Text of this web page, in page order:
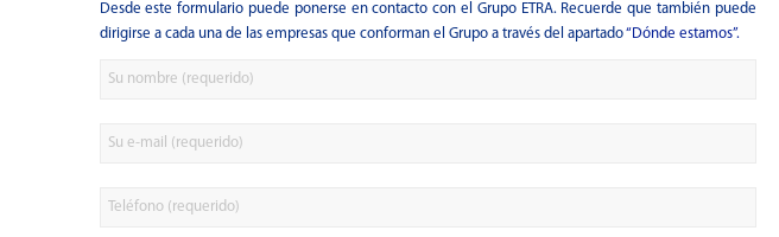
Desde este formulario puede ponerse en contacto con el Grupo ETRA. Recuerde que también puede
dirigirse a cada una de las empresas que conforman el Grupo a través del apartado“Dónde estamos”.